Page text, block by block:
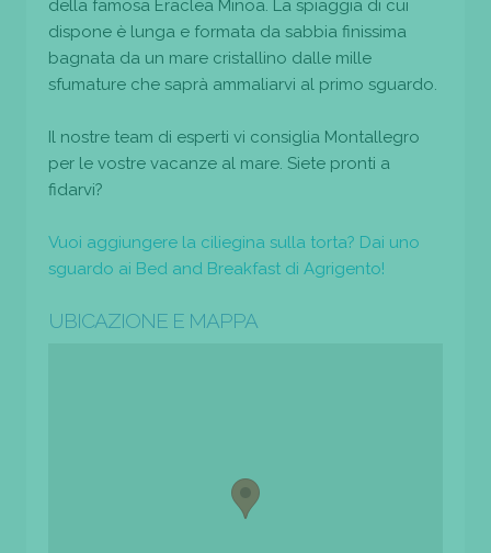
della famosa Eraclea Minoa. La spiaggia di cui
dispone è lunga e formata da sabbia finissima
bagnata da un mare cristallino dalle mille
sfumature che saprà ammaliarvi al primo sguardo.
Il nostre team di esperti vi consiglia Montallegro
per le vostre vacanze al mare. Siete pronti a
fidarvi?
Vuoi aggiungere la ciliegina sulla torta? Dai uno
sguardo ai Bed and Breakfast di Agrigento!
UBICAZIONE E MAPPA